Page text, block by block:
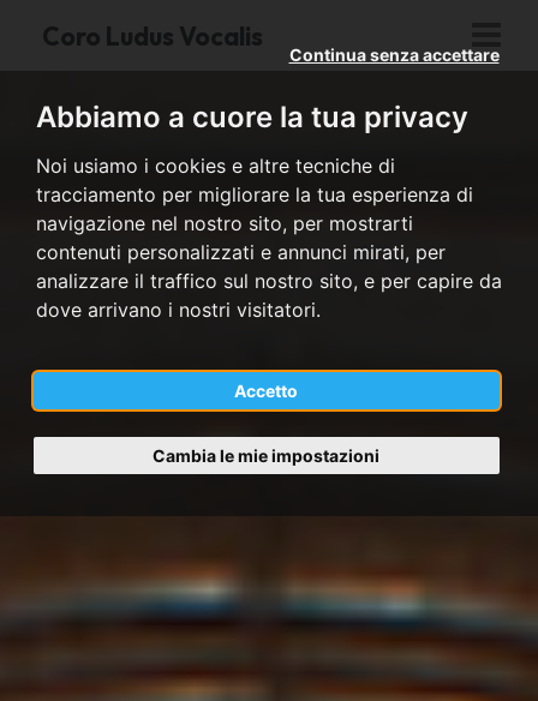
Abbiamo a cuore la tua privacy
Noi usiamo i cookies e altre tecniche di
tracciamento per migliorare la tua esperienza di
navigazione nel nostro sito, per mostrarti
contenuti personalizzati e annunci mirati, per
analizzare il traffico sul nostro sito, e per capire da
dove arrivano i nostri visitatori.
Accetto
Continua senza accettare
Cambia le mie impostazioni
Coro Ludus Vocalis